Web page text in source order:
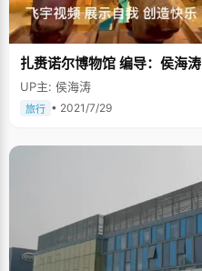
扎赉诺尔博物馆 编导：侯海涛
UP主: 侯海涛
旅行 • 2021/7/29